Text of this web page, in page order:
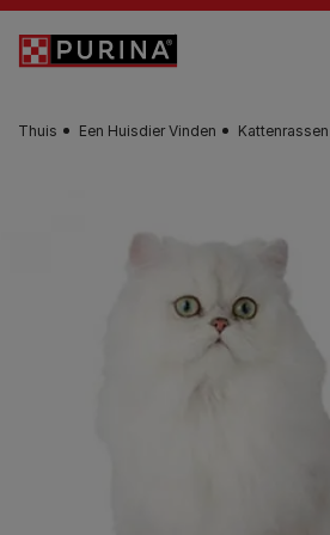
Skip to main content
Thuis Een Huisdier Vinden Kattenrassen